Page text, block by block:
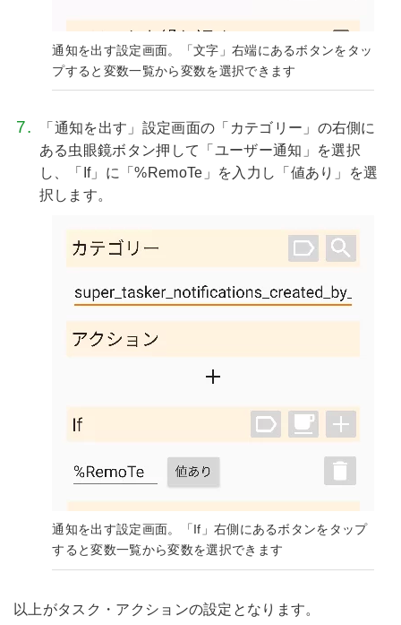
通知を出す設定画面。「文字」右端にあるボタンをタッ
プすると変数一覧から変数を選択できます
「通知を出す」設定画面の「カテゴリー」の右側に
ある虫眼鏡ボタン押して「ユーザー通知」を選択
し、「If」に「%RemoTe」を入力し「値あり」を選
択します。
通知を出す設定画面。「If」右側にあるボタンをタップ
すると変数一覧から変数を選択できます
以上がタスク・アクションの設定となります。